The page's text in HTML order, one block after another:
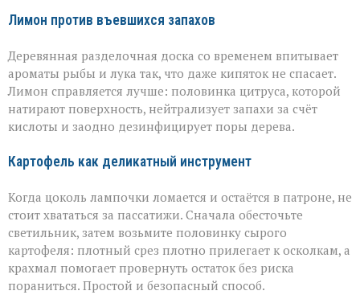
Лимон против въевшихся запахов
Деревянная разделочная доска со временем впитывает
ароматы рыбы и лука так, что даже кипяток не спасает.
Лимон справляется лучше: половинка цитруса, которой
натирают поверхность, нейтрализует запахи за счёт
кислоты и заодно дезинфицирует поры дерева.
Картофель как деликатный инструмент
Когда цоколь лампочки ломается и остаётся в патроне, не
стоит хвататься за пассатижи. Сначала обесточьте
светильник, затем возьмите половинку сырого
картофеля: плотный срез плотно прилегает к осколкам, а
крахмал помогает провернуть остаток без риска
пораниться. Простой и безопасный способ.